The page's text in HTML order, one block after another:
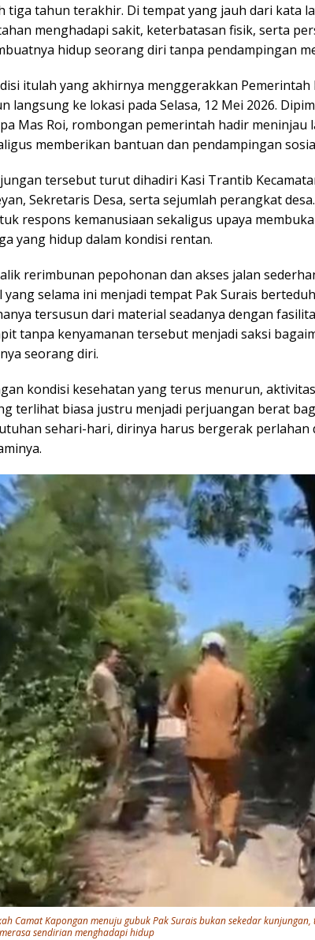
tiga tahun terakhir. Di tempat yang jauh dari kata
menghadapi sakit, keterbatasan fisik, serta
hidup seorang diri tanpa pendampingan
itulah yang akhirnya menggerakkan
langsung ke lokasi pada Selasa, 12 Mei 2026.
Mas Roi, rombongan pemerintah hadir meninjau
memberikan bantuan dan pendampingan
tersebut turut dihadiri Kasi Trantib
Sekretaris Desa, serta sejumlah perangkat
respons kemanusiaan sekaligus upaya
yang hidup dalam kondisi rentan.
rerimbunan pepohonan dan akses jalan
yang selama ini menjadi tempat Pak Surais
tersusun dari material seadanya dengan
tanpa kenyamanan tersebut menjadi saksi
seorang diri.
kondisi kesehatan yang terus menurun,
terlihat biasa justru menjadi perjuangan berat
sehari-hari, dirinya harus bergerak
Camat Kapongan menuju gubuk Pak Surais bukan sekedar
sendirian menghadapi hidup